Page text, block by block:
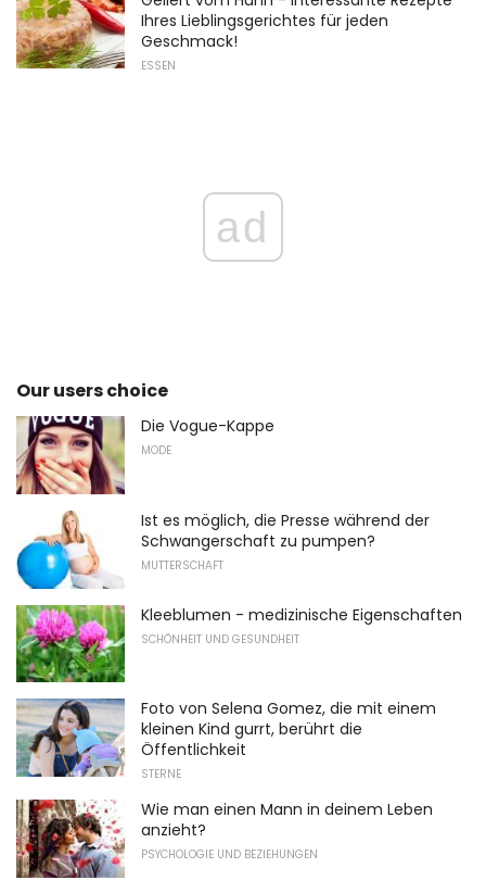
Ihres Lieblingsgerichtes für jeden
Geschmack!
ESSEN
ad
Our users choice
Die Vogue-Kappe
MODE
Ist es möglich, die Presse während der
Schwangerschaft zu pumpen?
MUTTERSCHAFT
Kleeblumen - medizinische Eigenschaften
SCHÖNHEIT UND GESUNDHEIT
Foto von Selena Gomez, die mit einem
kleinen Kind gurrt, berührt die
Öffentlichkeit
STERNE
Wie man einen Mann in deinem Leben
anzieht?
PSYCHOLOGIE UND BEZIEHUNGEN